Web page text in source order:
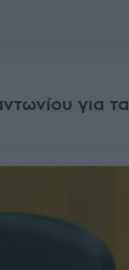
για τα